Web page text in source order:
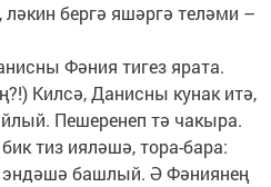
бергә яшәргә теләми –
Фәния тигез ярата.
Килсә, Данисны кунак итә,
Пешеренеп тә чакыра.
тиз ияләшә, тора-бара:
башлый. Ә Фәниянең